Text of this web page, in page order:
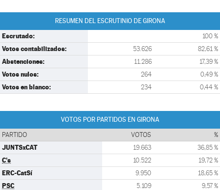
RESUMEN DEL ESCRUTINIO DE GIRONA
Escrutado: 100 %
Votos contabilizados: 53.626 82,61 %
Abstenciones: 11.286 17,39 %
Votos nulos: 264 0,49 %
Votos en blanco: 234 0,44 %
VOTOS POR PARTIDOS EN GIRONA
PARTIDO VOTOS %
JUNTSxCAT 19.663 36,85 %
C's 10.522 19,72 %
ERC-CatSí 9.950 18,65 %
PSC 5.109 9,57 %